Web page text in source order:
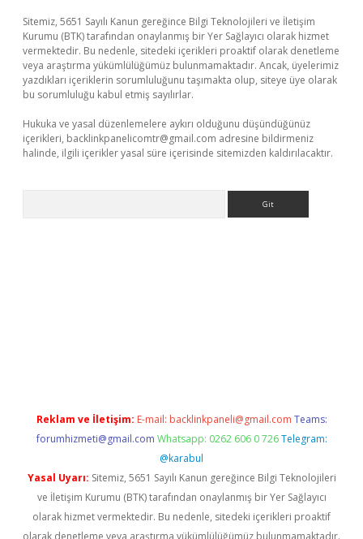
Sitemiz, 5651 Sayılı Kanun gereğince Bilgi Teknolojileri ve İletişim
Kurumu (BTK) tarafından onaylanmış bir Yer Sağlayıcı olarak hizmet
vermektedir. Bu nedenle, sitedeki içerikleri proaktif olarak denetleme
veya araştırma yükümlülüğümüz bulunmamaktadır. Ancak, üyelerimiz
yazdıkları içeriklerin sorumluluğunu taşımakta olup, siteye üye olarak
bu sorumluluğu kabul etmiş sayılırlar.
Hukuka ve yasal düzenlemelere aykırı olduğunu düşündüğünüz
içerikleri, backlinkpanelicomtr@gmail.com adresine bildirmeniz
halinde, ilgili içerikler yasal süre içerisinde sitemizden kaldırılacaktır.
Reklam ve İletişim: E-mail: backlinkpaneli@gmail.com Teams:
forumhizmeti@gmail.com Whatsapp: 0262 606 0 726 Telegram:
@karabul
Yasal Uyarı: Sitemiz, 5651 Sayılı Kanun gereğince Bilgi Teknolojileri
ve İletişim Kurumu (BTK) tarafından onaylanmış bir Yer Sağlayıcı
olarak hizmet vermektedir. Bu nedenle, sitedeki içerikleri proaktif
olarak denetleme veya araştırma yükümlülüğümüz bulunmamaktadır.